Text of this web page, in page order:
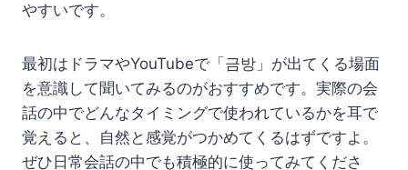
やすいです。
最初はドラマやYouTubeで「금방」が出てくる場面
を意識して聞いてみるのがおすすめです。実際の会
話の中でどんなタイミングで使われているかを耳で
覚えると、自然と感覚がつかめてくるはずですよ。
ぜひ日常会話の中でも積極的に使ってみてくださ